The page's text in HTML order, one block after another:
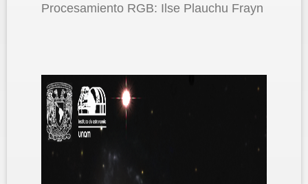
Procesamiento RGB: Ilse Plauchu Frayn